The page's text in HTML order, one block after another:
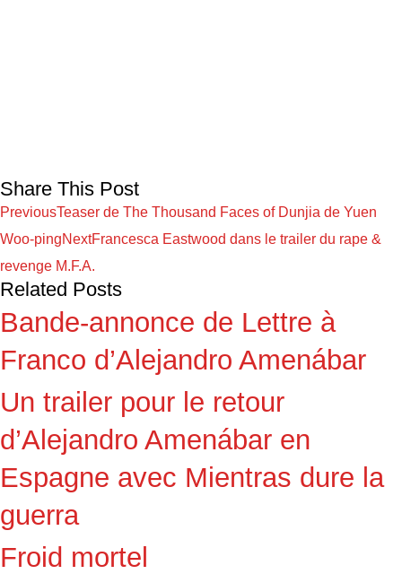
Share This Post
PreviousTeaser de The Thousand Faces of Dunjia de Yuen
Woo-pingNextFrancesca Eastwood dans le trailer du rape &
revenge M.F.A.
Related Posts
Bande-annonce de Lettre à
Franco d’Alejandro Amenábar
Un trailer pour le retour
d’Alejandro Amenábar en
Espagne avec Mientras dure la
guerra
Froid mortel